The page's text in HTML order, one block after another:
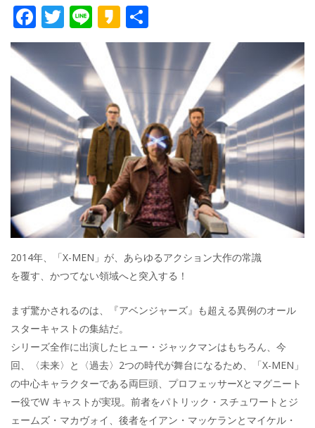
F
ac
e
b
o
o
k
T
w
itt
er
Li
n
e
K
a
k
a
o
有
2014年、「X-MEN」が、あらゆるアクション大作の常識
を覆す、かつてない領域へと突入する！
まず驚かされるのは、『アベンジャーズ』も超える異例のオール
スターキャストの集結だ。
シリーズ全作に出演したヒュー・ジャックマンはもちろん、今
回、〈未来〉と〈過去〉2つの時代が舞台になるため、「X-MEN」
の中心キャラクターである両巨頭、プロフェッサーXとマグニート
ー役でW キャストが実現。前者をパトリック・スチュワートとジ
ェームズ・マカヴォイ、後者をイアン・マッケランとマイケル・